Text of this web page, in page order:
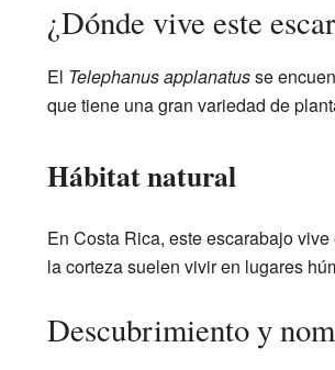
¿Dónde vive este
El Telephanus applanatusse
que tiene una gran variedad de
Hábitat natural
En Costa Rica, este escarabajo
la corteza suelen vivir en lugares
Descubrimiento y